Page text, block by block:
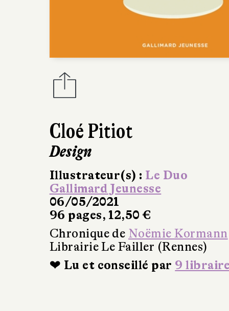
Cloé Pitiot
Design
Illustrateur(s) : Le Duo
Gallimard Jeunesse
06/05/2021
96 pages, 12,50 €
Chronique de Noëmie Kormann
Librairie Le Failler (Rennes)
❤ Lu et conseillé par 9